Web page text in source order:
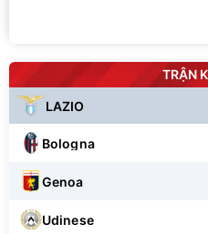
TRẬN
LAZIO
Bologna
Genoa
Udinese